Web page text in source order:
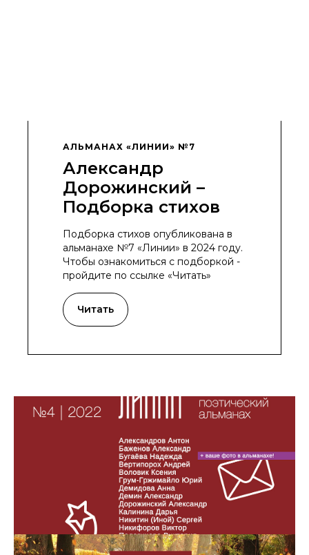
АЛЬМАНАХ «ЛИНИИ» №7
Александр
Дорожинский –
Подборка стихов
Подборка стихов опубликована в
альманахе №7 «Линии» в 2024 году.
Чтобы ознакомиться с подборкой -
пройдите по ссылке «Читать»
Читать